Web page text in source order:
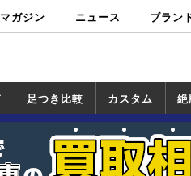
ガジン ニュース ブラン
足つき比較 カスタム
カスタム
一覧
ホンダ
ヤマハ
スズキ
カワサキ
絶
一
道の駅調査
ツーリン
日本の道50
国道めぐり
林道ツーリ